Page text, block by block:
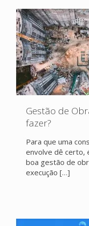
Gestão de
fazer?
Para que uma
envolve dê certo,
boa gestão de
execução […]